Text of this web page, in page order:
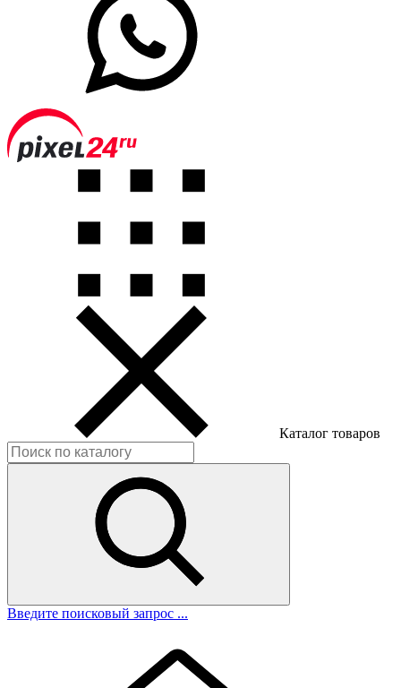
Каталог товаров
Введите поисковый запрос ...